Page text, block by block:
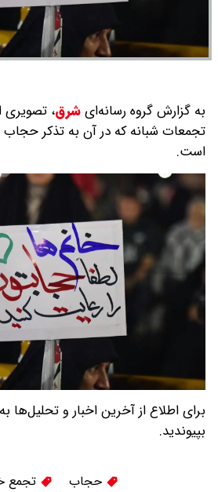
به گزارش گروه رسانه‌ایشرق، تصویری
تجمعات شبانه که در آن به تذکر
است.
برای اطلاع از آخرین اخبار و تحلیل‌ها
بپیوندید.
حجاب تجمع